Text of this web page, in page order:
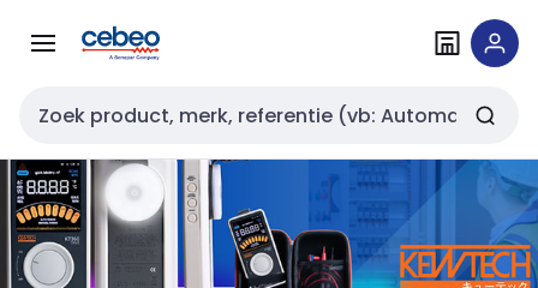
naar
naar
Zoekveld invoer